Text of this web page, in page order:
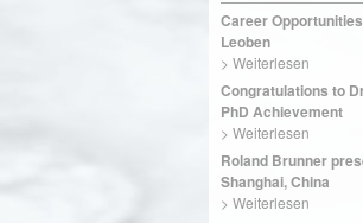
Career
Leoben
> Weiterlesen
Congratulations to
PhD Achievement
> Weiterlesen
Roland Brunner
Shanghai, China
> Weiterlesen